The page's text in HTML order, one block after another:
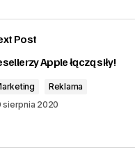
Post
Apple łączą siły!
Reklama
sierpnia 2020